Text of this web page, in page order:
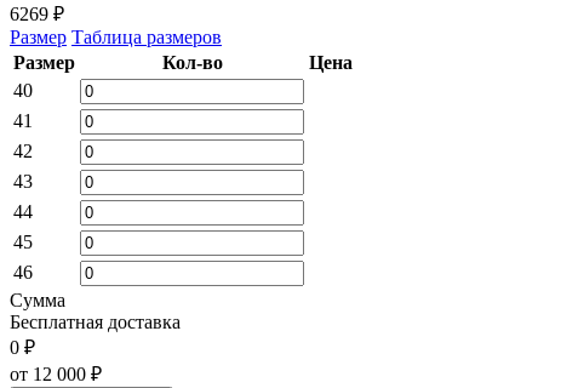
6269 ₽
Размер Таблица размеров
Размер
Кол-во
Цена
40
41
42
43
44
45
46
Сумма
Бесплатная доставка
0 ₽
от 12 000 ₽